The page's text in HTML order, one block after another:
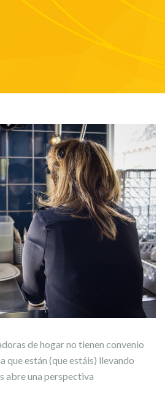
de hogar no tienen convenio
que están (que estáis) llevando
abre una perspectiva